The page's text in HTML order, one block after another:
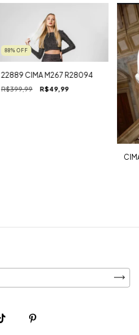
88% OFF
22889 CIMA M267 R28094
R$399,99 R$49,99